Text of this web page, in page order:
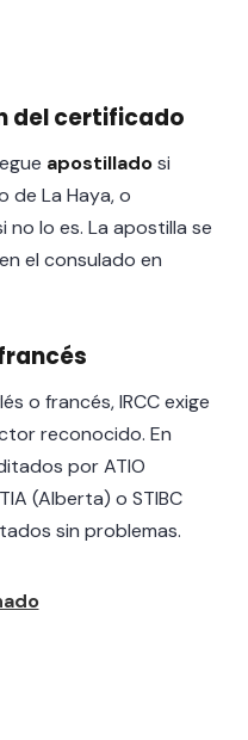
del certificado
apostilladosi
de La Haya, o
no lo es. La apostilla se
el consulado en
o francés, IRCC exige
reconocido. En
por ATIO
(Alberta) o STIBC
sin problemas.